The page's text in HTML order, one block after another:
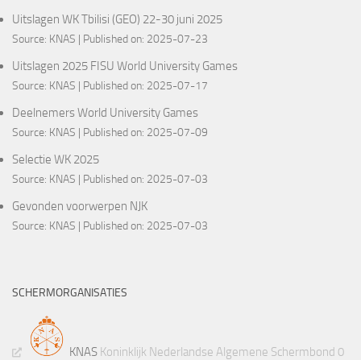
Uitslagen WK Tbilisi (GEO) 22-30 juni 2025
Source: KNAS Published on: 2025-07-23
Uitslagen 2025 FISU World University Games
Source: KNAS Published on: 2025-07-17
Deelnemers World University Games
Source: KNAS Published on: 2025-07-09
Selectie WK 2025
Source: KNAS Published on: 2025-07-03
Gevonden voorwerpen NJK
Source: KNAS Published on: 2025-07-03
SCHERMORGANISATIES
KNAS Koninklijk Nederlandse Algemene Schermbond 0